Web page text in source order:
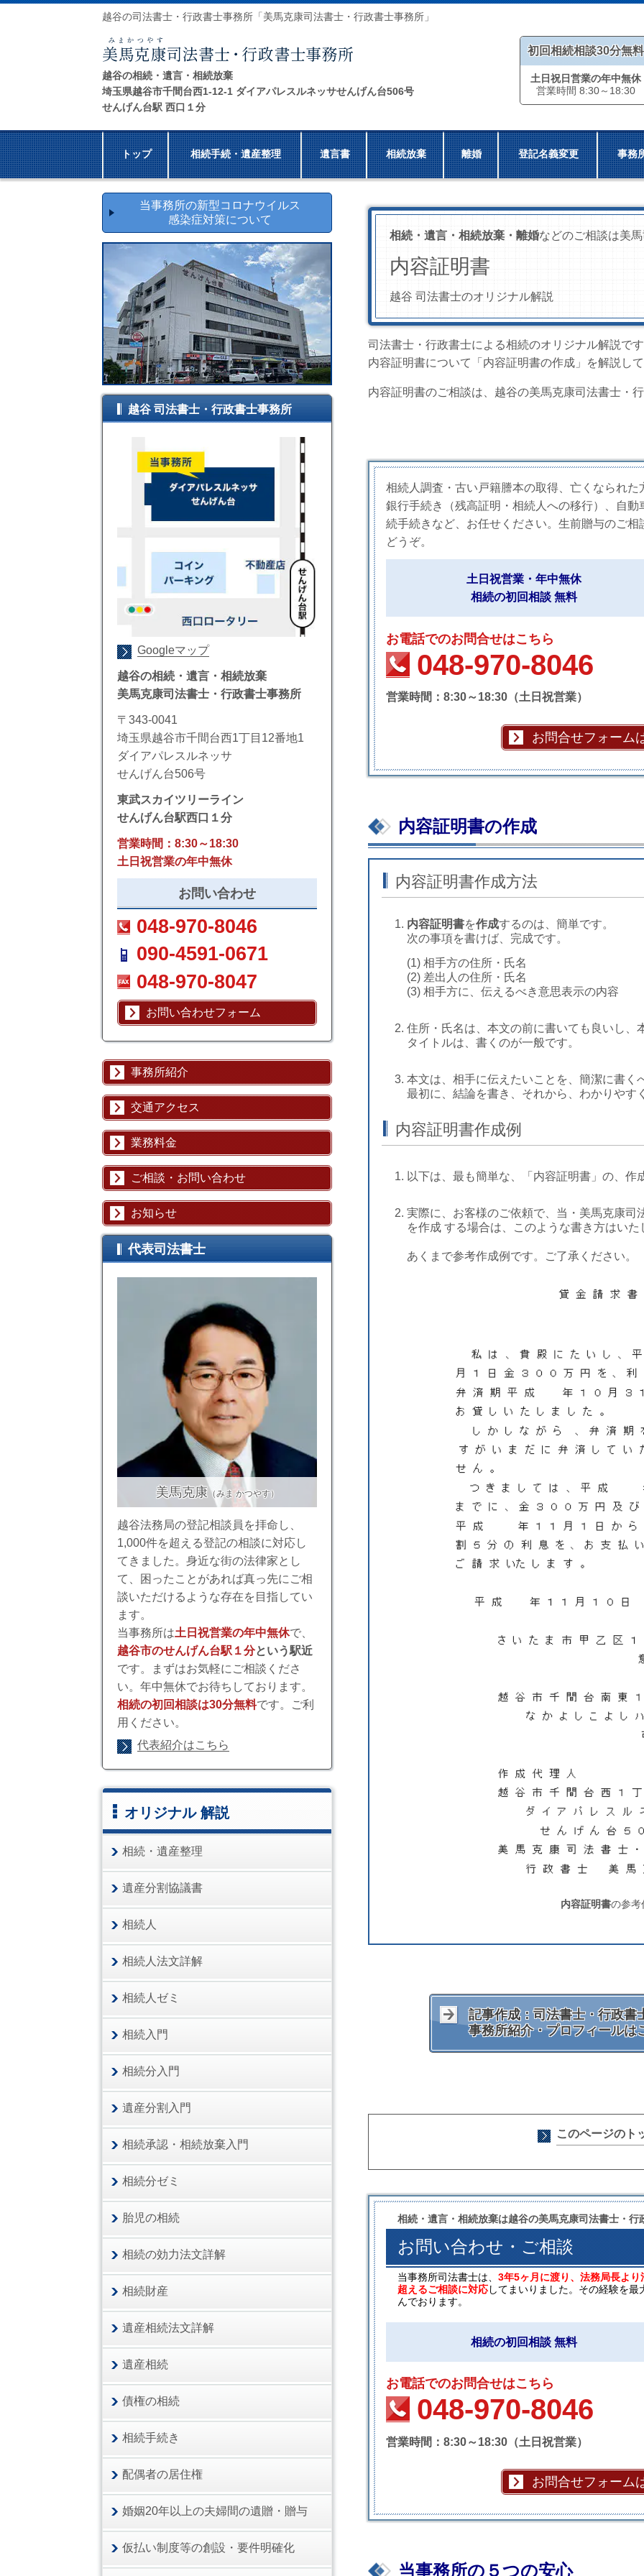
越谷の司法書士・行政書士事務所「美馬克康司法書士・行政書士事務所」
越谷の相続・遺言・相続放棄
埼玉県越谷市千間台西1-12-1 ダイアパレスルネッサせんげん台506号
せんげん台駅 西口１分
初回相続相談30分無料
土日祝日営業の年中無休
営業時間 8:30～18:30
トップ 相続手続・遺産整理 遺言書 相続放棄 離婚 登記名義変更 事務
相続・遺言・相続放棄・離婚などのご相談は美
内容証明書
越谷 司法書士のオリジナル解説
司法書士・行政書士による相続のオリジナル解説で
内容証明書について「内容証明書の作成」を解説し
内容証明書のご相談は、越谷の美馬克康司法書士・
相続人調査・古い戸籍謄本の取得、亡くなられた
銀行手続き（残高証明・相続人への移行）、自動
続手続きなど、お任せください。生前贈与のご相
どうぞ。
土日祝営業・年中無休
相続の初回相談 無料
お電話でのお問合せはこちら
048-970-8046
営業時間：8:30～18:30（土日祝営業）
お問合せフォーム
内容証明書の作成
内容証明書作成方法
内容証明書を作成するのは、簡単です。
次の事項を書けば、完成です。
(1) 相手方の住所・氏名
(2) 差出人の住所・氏名
(3) 相手方に、伝えるべき意思表示の内容
住所・氏名は、本文の前に書いても良いし、
タイトルは、書くのが一般です。
本文は、相手に伝えたいことを、簡潔に書く
最初に、結論を書き、それから、わかりやす
内容証明書作成例
以下は、最も簡単な、「 内容証明書 」の、作
実際に、お客様のご依頼で、当・美馬克康司
を作成 する場合は、このような書き方はいた
あくまで参考作成例です。ご了承ください。
内容証明書の参考
記事作成：司法書士・行政書
事務所紹介・プロフィールは
このページのト
相続・遺言・相続放棄は越谷の美馬克康司法書士・行
お問い合わせ・ご相談
当事務所司法書士は、 3年5ヶ月に渡り、法務局長よ
超えるご相談に対応してまいりました。その経験を
んでおります。
相続の初回相談 無料
お電話でのお問合せはこちら
048-970-8046
営業時間：8:30～18:30（土日祝営業）
お問合せフォーム
当事務所の５つの安心
当事務所の新型コロナウイルス
感染症対策について
越谷 司法書士・行政書士事務所
Googleマップ
越谷の相続・遺言・相続放棄
美馬克康司法書士・行政書士事務所
〒343-0041
埼玉県越谷市千間台西1丁目12番地1
ダイアパレスルネッサ
せんげん台506号
東武スカイツリーライン
せんげん台駅西口１分
営業時間：8:30～18:30
土日祝営業の年中無休
お問い合わせ
048-970-8046
090-4591-0671
048-970-8047
お問い合わせフォーム
事務所紹介
交通アクセス
業務料金
ご相談・お問い合わせ
お知らせ
代表司法書士
美馬克康（みま かつやす）
越谷法務局の登記相談員を拝命し、
1,000件を超える登記の相談に対応し
てきました。身近な街の法律家とし
て、困ったことがあれば真っ先にご相
談いただけるような存在を目指してい
ます。
当事務所は土日祝営業の年中無休で、
越谷市のせんげん台駅１分という駅近
です。まずはお気軽にご相談くださ
い。年中無休でお待ちしております。
相続の初回相談は30分無料です。ご利
用ください。
代表紹介はこちら
オリジナル 解説
相続・遺産整理
遺産分割協議書
相続人
相続人法文詳解
相続人ゼミ
相続入門
相続分入門
遺産分割入門
相続承認・相続放棄入門
相続分ゼミ
胎児の相続
相続の効力法文詳解
相続財産
遺産相続法文詳解
遺産相続
債権の相続
相続手続き
配偶者の居住権
婚姻20年以上の夫婦間の遺贈・贈与
仮払い制度等の創設・要件明確化